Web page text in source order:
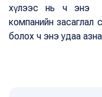
хүлээс нь ч энэ
компанийн засаглал
болох ч энэ удаа